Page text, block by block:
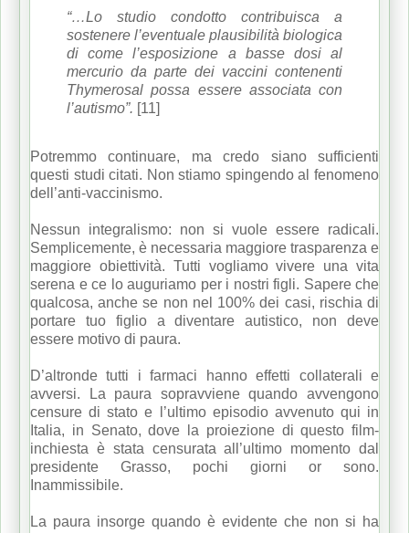
“…Lo studio condotto contribuisca a
sostenere l’eventuale plausibilità biologica
di come l’esposizione a basse dosi al
mercurio da parte dei vaccini contenenti
Thymerosal possa essere associata con
l’autismo”. [11]
Potremmo continuare, ma credo siano sufficienti
questi studi citati. Non stiamo spingendo al fenomeno
dell’anti-vaccinismo.
Nessun integralismo: non si vuole essere radicali.
Semplicemente, è necessaria maggiore trasparenza e
maggiore obiettività. Tutti vogliamo vivere una vita
serena e ce lo auguriamo per i nostri figli. Sapere che
qualcosa, anche se non nel 100% dei casi, rischia di
portare tuo figlio a diventare autistico, non deve
essere motivo di paura.
D’altronde tutti i farmaci hanno effetti collaterali e
avversi. La paura sopravviene quando avvengono
censure di stato e l’ultimo episodio avvenuto qui in
Italia, in Senato, dove la proiezione di questo film-
inchiesta è stata censurata all’ultimo momento dal
presidente Grasso, pochi giorni or sono.
Inammissibile.
La paura insorge quando è evidente che non si ha